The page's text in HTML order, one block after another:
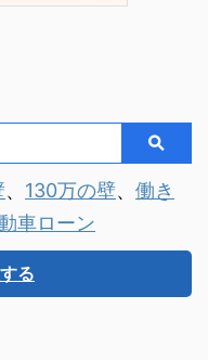
、 130万の壁、 働き
車ローン
る